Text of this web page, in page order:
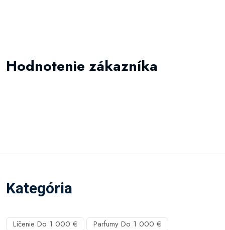
Hodnotenie zákazníka
Kategória
Líčenie Do 1 000 €
Parfumy Do 1 000 €